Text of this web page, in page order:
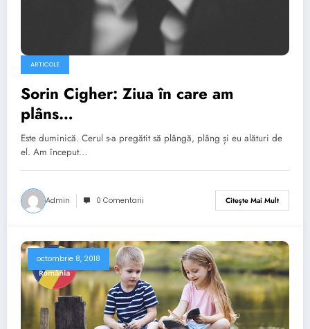
ARTICOLE
Sorin Cigher: Ziua în care am
plâns…
Este duminică. Cerul s-a pregătit să plângă, plâng și eu alături de
el. Am început…
Admin 0 Comentarii Citește Mai Mult
octombrie 8, 2018